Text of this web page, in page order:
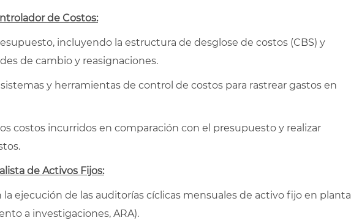
de Costos:
incluyendo la estructura de desglose de costos (CBS) y
de cambio y reasignaciones.
y herramientas de control de costos para rastrear gastos en
costos incurridos en comparación con el presupuesto y realizar
de Activos Fijos:
ejecución de las auditorías cíclicas mensuales de activo fijo en planta
a investigaciones, ARA).